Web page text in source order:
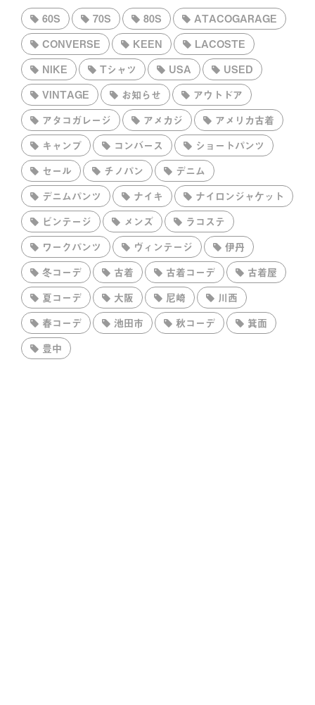
60S 70S 80S
ATACOGARAGE
CONVERSE
KEEN
LACOSTE
NIKE
Tシャツ USA
USED
VINTAGE
お知らせ
アウトドア
アタコガレージ
アメカジ
アメリカ古着
キャンプ
コンバース
ショートパンツ
セール
チノパン
デニム
デニムパンツ
ナイキ
ナイロンジャケット
ビンテージ
メンズ
ラコステ
ワークパンツ
ヴィンテージ
伊丹
冬コーデ
古着 古着コーデ
古着屋
夏コーデ
大阪 尼崎
川西
春コーデ
池田市 秋コーデ
箕面
豊中